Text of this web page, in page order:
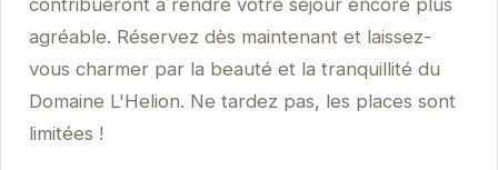
contribueront à rendre votre séjour encore plus
agréable. Réservez dès maintenant et laissez-
vous charmer par la beauté et la tranquillité du
Domaine L'Helion. Ne tardez pas, les places sont
limitées !